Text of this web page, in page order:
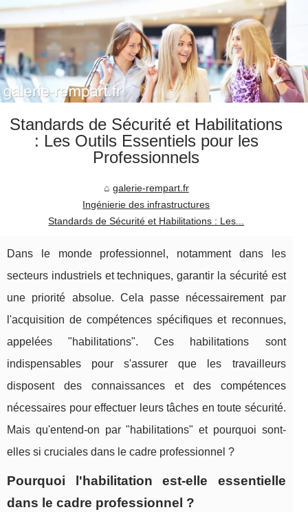
Standards de Sécurité et Habilitations
: Les Outils Essentiels pour les
Professionnels
galerie-rempart.fr
Ingénierie des infrastructures
Standards de Sécurité et Habilitations : Les...
Dans le monde professionnel, notamment dans les
secteurs industriels et techniques, garantir la sécurité est
une priorité absolue. Cela passe nécessairement par
l'acquisition de compétences spécifiques et reconnues,
appelées "habilitations". Ces habilitations sont
indispensables pour s'assurer que les travailleurs
disposent des connaissances et des compétences
nécessaires pour effectuer leurs tâches en toute sécurité.
Mais qu'entend-on par "habilitations" et pourquoi sont-
elles si cruciales dans le cadre professionnel ?
Pourquoi l'habilitation est-elle essentielle
dans le cadre professionnel ?